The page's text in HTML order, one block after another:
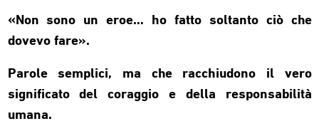
«Non sono un eroe… ho fatto soltanto ciò che
dovevo fare».
Parole semplici, ma che racchiudono il vero
significato del coraggio e della responsabilità
umana.